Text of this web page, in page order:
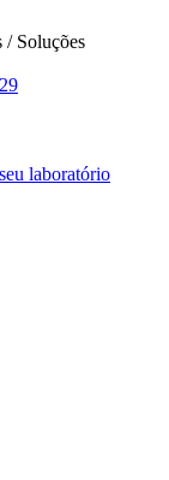
/ Soluções
laboratório